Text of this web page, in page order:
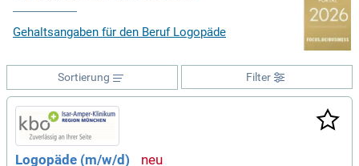
Gehaltsangaben für den Beruf Logopäde
Filter
Sortierung
Logopäde (m/w/d)